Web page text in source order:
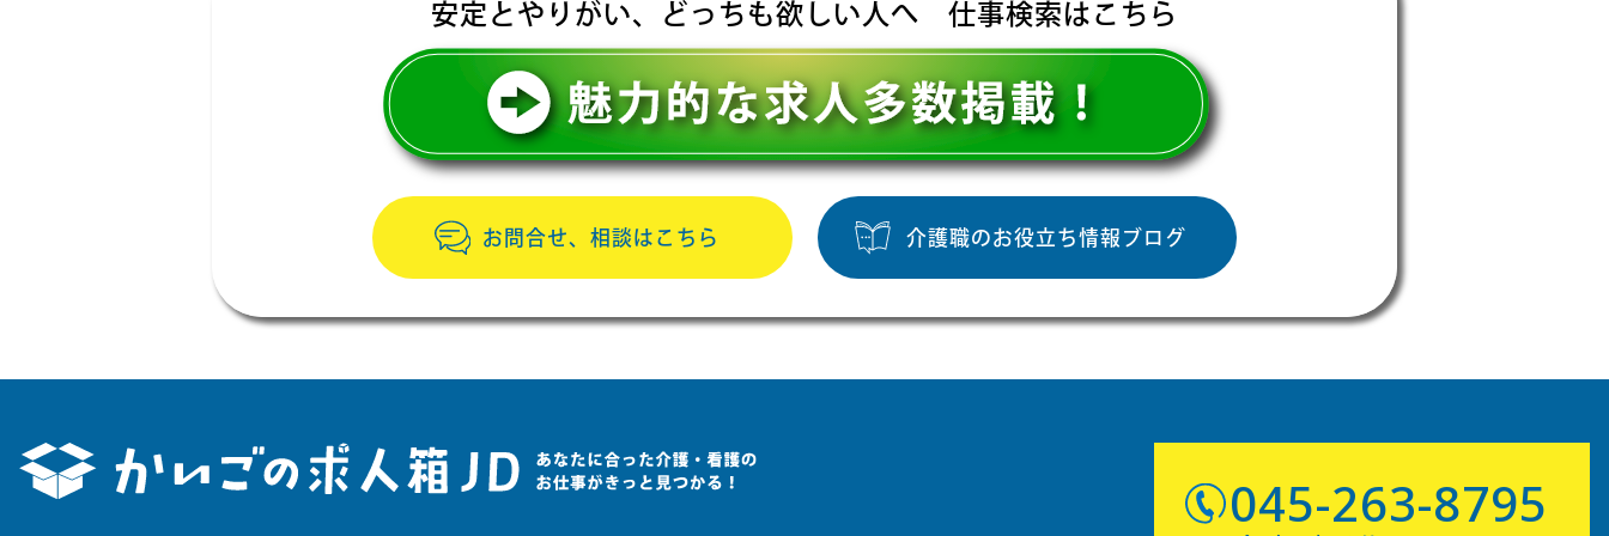
安定とやりがい、どっちも欲しい人へ 仕事検索はこちら
お問合せ、相談はこちら 介護職のお役立ち情報ブログ
045-263-8795